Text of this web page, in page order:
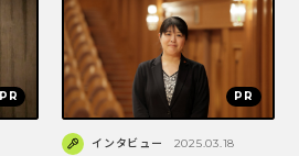
インタビュー 2025.03.18